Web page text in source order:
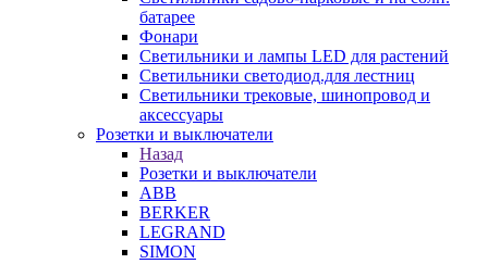
батарее
Фонари
Светильники и лампы LED для растений
Светильники светодиод.для лестниц
Светильники трековые, шинопровод и
аксессуары
Розетки и выключатели
Назад
Розетки и выключатели
ABB
BERKER
LEGRAND
SIMON